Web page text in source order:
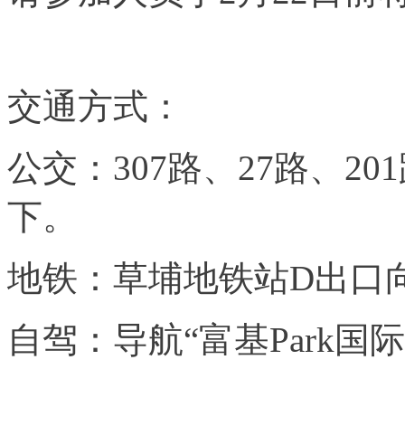
交通方式：
公交：307路、27路、
下。
地铁：草埔地铁站D出口
自驾：导航“富基Park国